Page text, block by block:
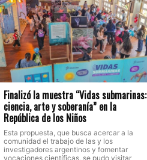
Finalizó la muestra “Vidas submarinas:
ciencia, arte y soberanía” en la
República de los Niños
Esta propuesta, que busca acercar a la
comunidad el trabajo de las y los
investigadores argentinos y fomentar
vocaciones científicas, se pudo visitar